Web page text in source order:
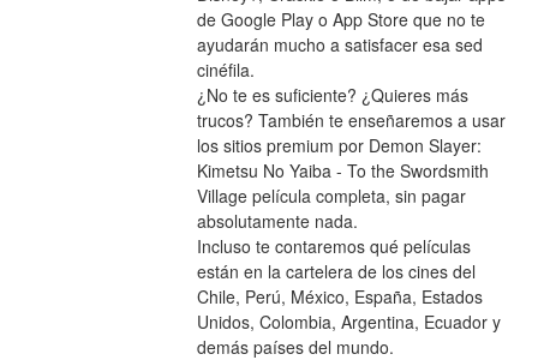
de Google Play o App Store que no te
ayudarán mucho a satisfacer esa sed
cinéfila.
¿No te es suficiente? ¿Quieres más
trucos? También te enseñaremos a usar
los sitios premium por Demon Slayer:
Kimetsu No Yaiba - To the Swordsmith
Village película completa, sin pagar
absolutamente nada.
Incluso te contaremos qué películas
están en la cartelera de los cines del
Chile, Perú, México, España, Estados
Unidos, Colombia, Argentina, Ecuador y
demás países del mundo.